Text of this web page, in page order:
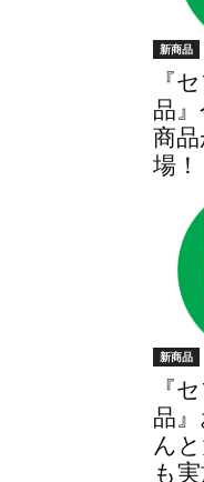
新商品
『
品
商
場！
新商品
『
品
ん
も実